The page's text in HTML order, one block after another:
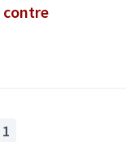
contre
1